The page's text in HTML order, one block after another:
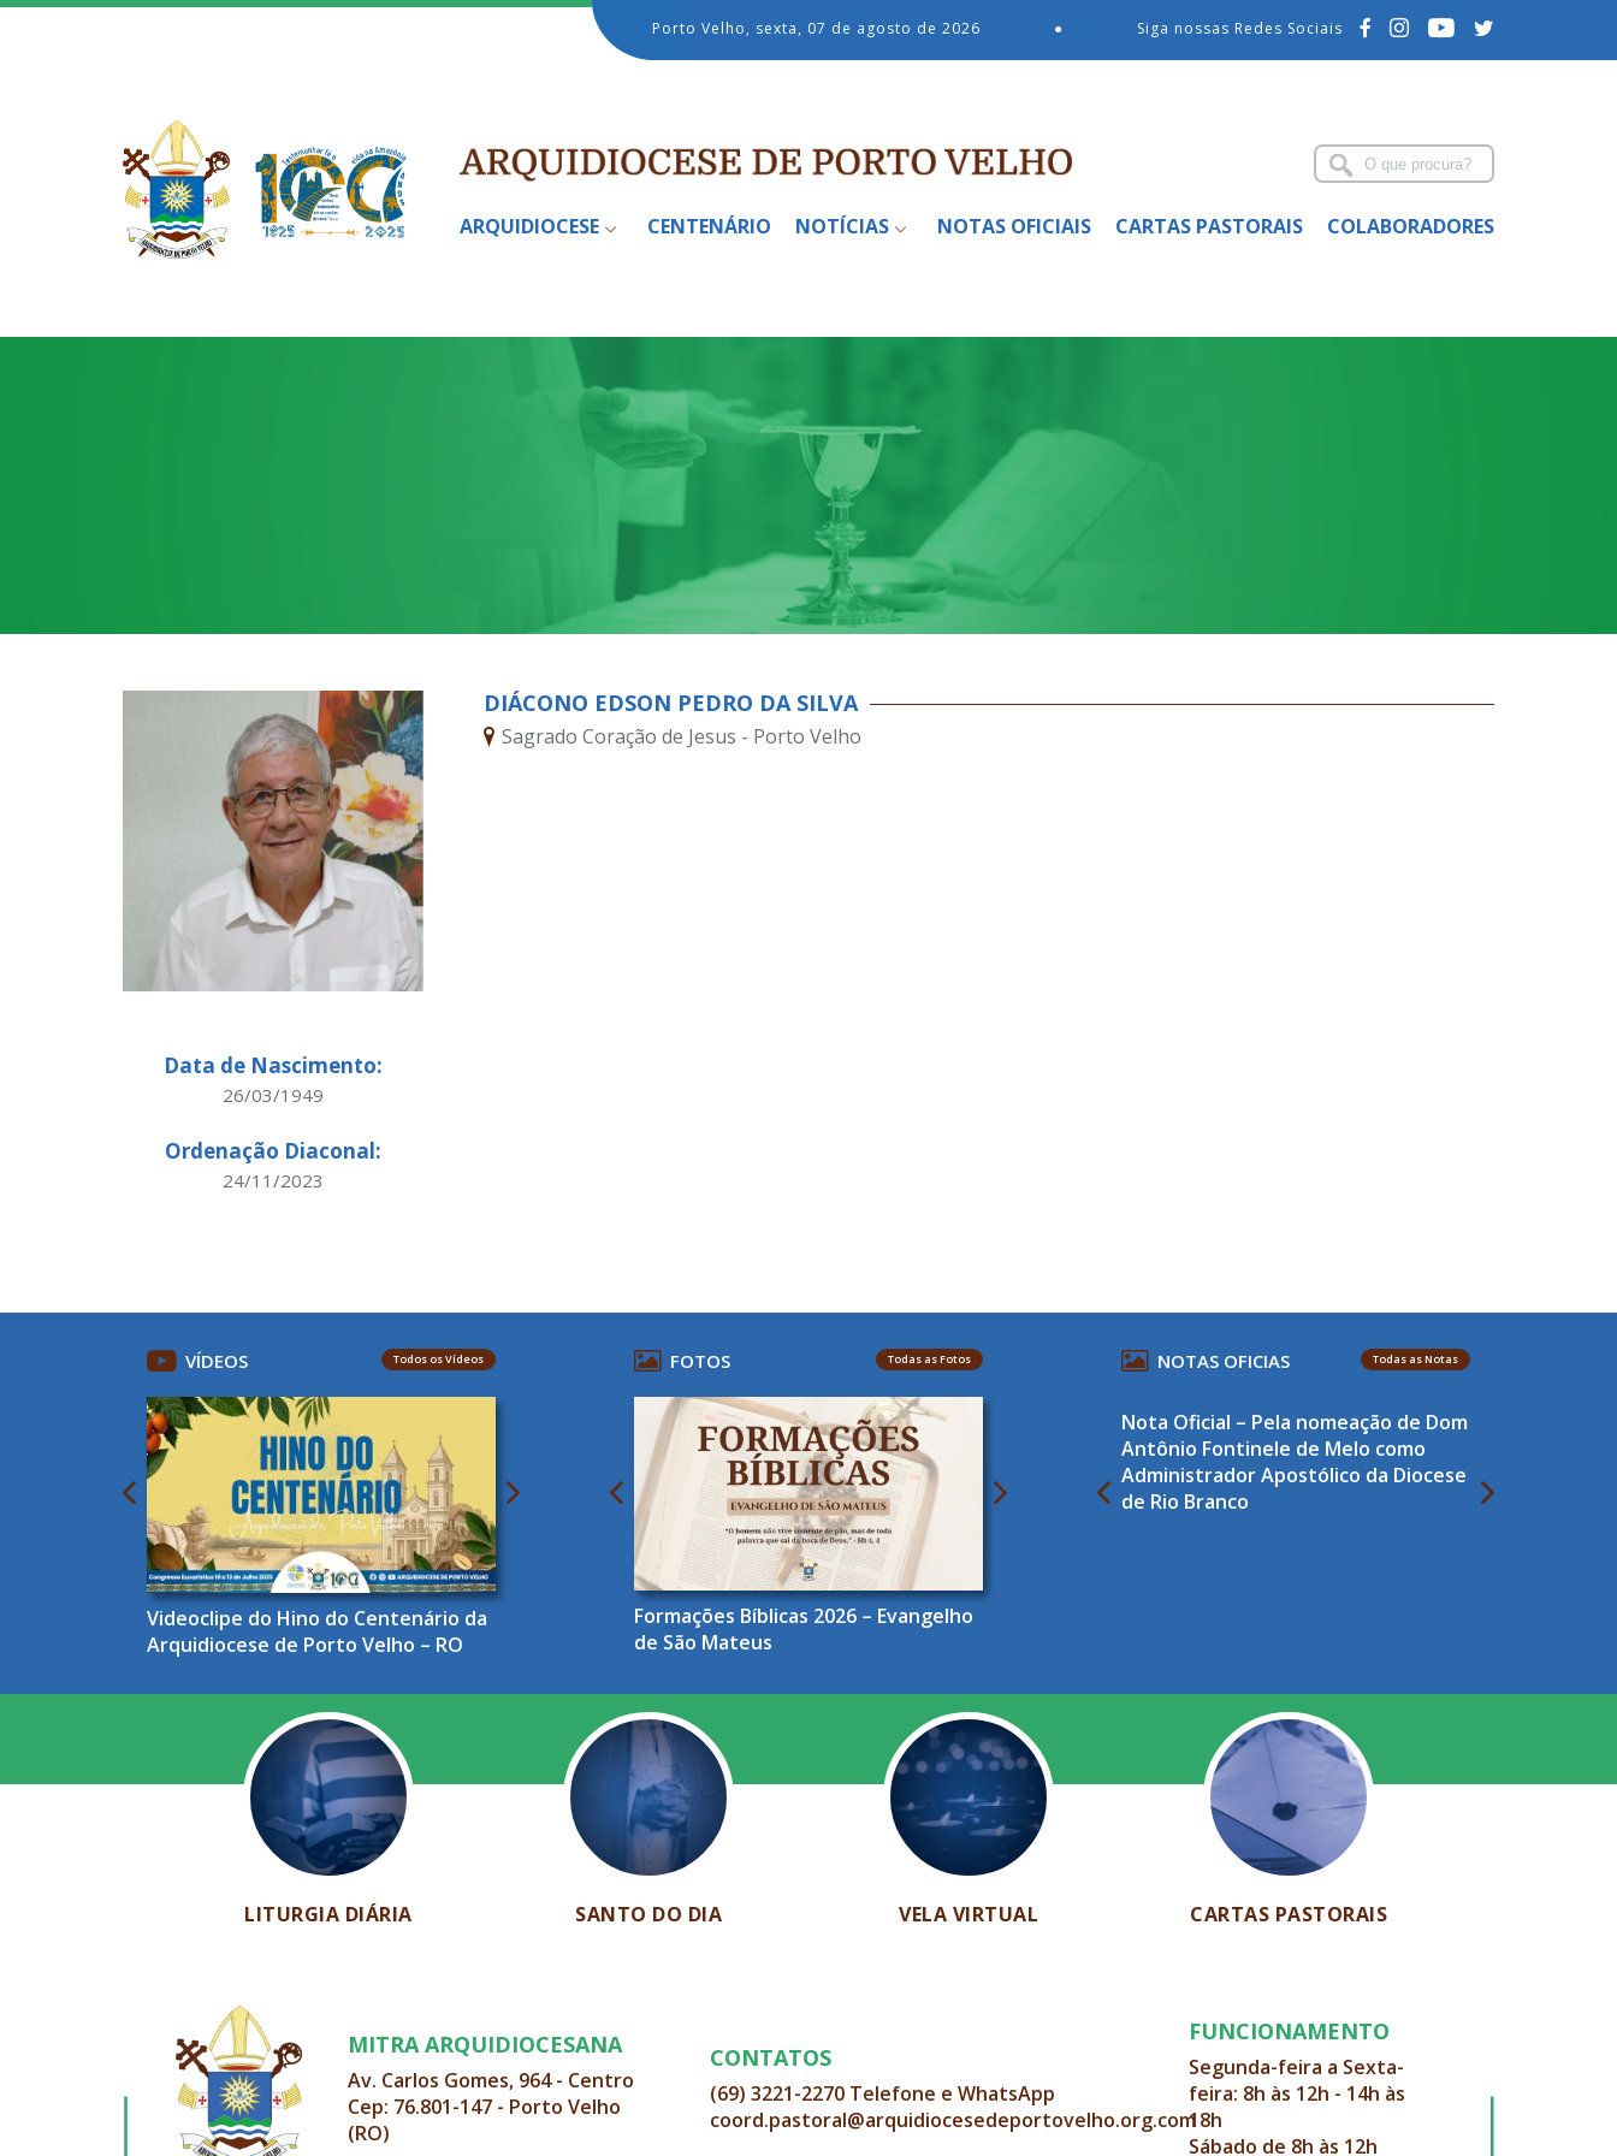
Porto Velho, sexta, 07 de agosto de 2026 ● Siga nossas Redes Sociais
ARQUIDIOCESE CENTENÁRIO NOTÍCIAS NOTAS OFICIAIS CARTAS PASTORAIS COLABORADORES
Data de Nascimento:
26/03/1949
Ordenação Diaconal:
24/11/2023
DIÁCONO EDSON PEDRO DA SILVA
Sagrado Coração de Jesus - Porto Velho
VÍDEOS Todos os Vídeos
Videoclipe do Hino do Centenário da
Arquidiocese de Porto Velho – RO
FOTOS Todas as Fotos
Formações Bíblicas 2026 – Evangelho
de São Mateus
NOTAS OFICIAS Todas as Notas
Nota Oficial – Pela nomeação de Dom
Antônio Fontinele de Melo como
Administrador Apostólico da Diocese
de Rio Branco
LITURGIA DIÁRIA SANTO DO DIA VELA VIRTUAL CARTAS PASTORAIS
MITRA ARQUIDIOCESANA
Av. Carlos Gomes, 964 - Centro
Cep: 76.801-147 - Porto Velho
(RO)
CONTATOS
(69) 3221-2270 Telefone e WhatsApp
coord.pastoral@arquidiocesedeportovelho.org.com
FUNCIONAMENTO
Segunda-feira a Sexta-
feira: 8h às 12h - 14h às
18h
Sábado de 8h às 12h